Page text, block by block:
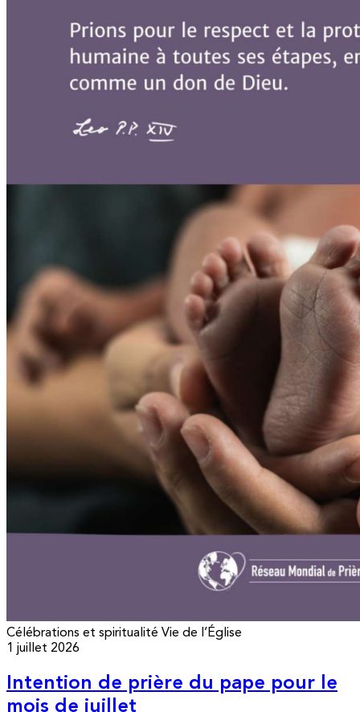
Célébrations et spiritualité Vie de l’Église
1 juillet 2026
Intention de prière du pape pour le
mois de juillet